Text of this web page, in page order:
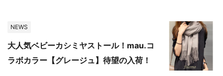
NEWS
大人気ベビーカシミヤストール！mau.コ
ラボカラー【グレージュ】待望の入荷！